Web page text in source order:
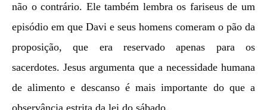
não o contrário. Ele também lembra os fariseus de um
episódio em que Davi e seus homens comeram o pão da
proposição, que era reservado apenas para os
sacerdotes. Jesus argumenta que a necessidade humana
de alimento e descanso é mais importante do que a